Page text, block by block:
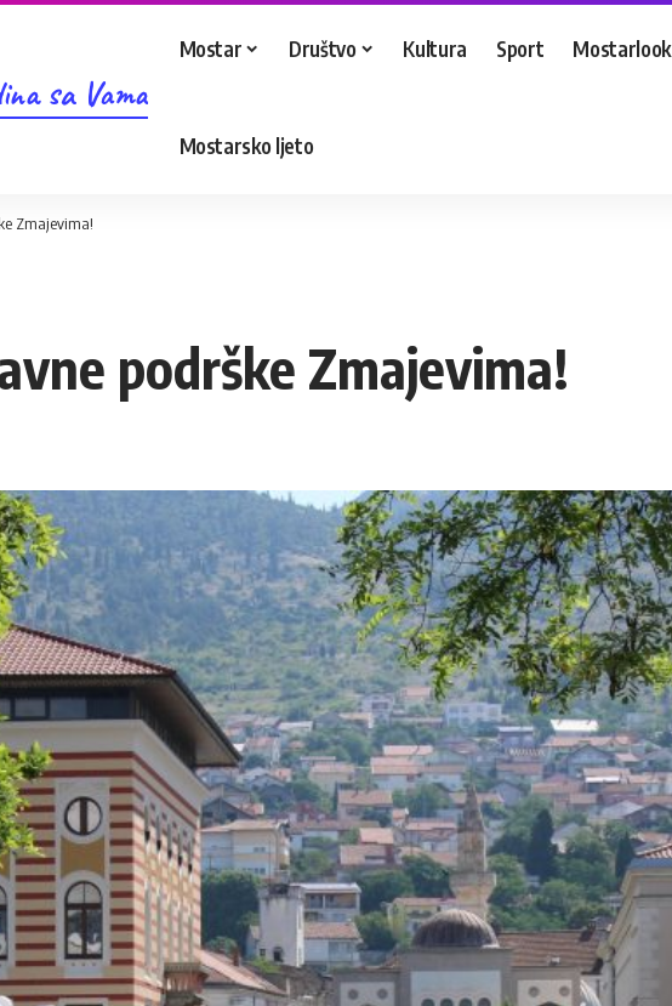
sa Vama
Mostar Društvo Kultura Sport Mostarlook
Mostarsko ljeto
Zmajevima!
podrške Zmajevima!